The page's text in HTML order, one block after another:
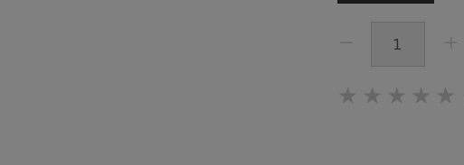
★ ★ ★ ★ ★